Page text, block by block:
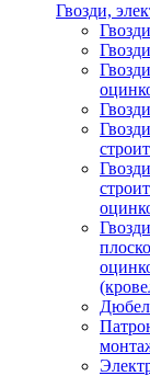
Гвозди,
Гвозди
Гвозди